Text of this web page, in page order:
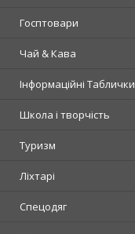
Госптовари
Чай & Кава
Інформаційні Таблички
Школа і творчість
Туризм
Ліхтарі
Спецодяг